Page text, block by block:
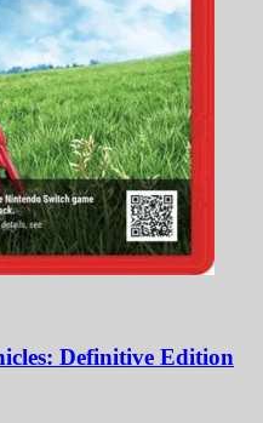
Definitive Edition